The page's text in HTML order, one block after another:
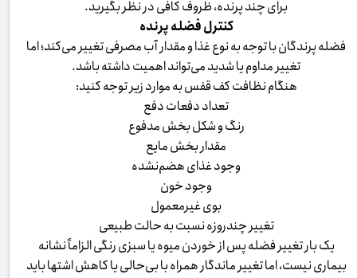
برای چند پرنده، ظروف کافی در نظر بگیرید.
کنترل فضله پرنده
فضله پرندگان با توجه به نوع غذا و مقدار آب مصرفی تغییر می‌کند؛ اما
تغییر مداوم یا شدید می‌تواند اهمیت داشته باشد.
هنگام نظافت کف قفس به موارد زیر توجه کنید:
تعداد دفعات دفع
رنگ و شکل بخش مدفوع
مقدار بخش مایع
وجود غذای هضم‌نشده
وجود خون
بوی غیرمعمول
تغییر چندروزه نسبت به حالت طبیعی
یک بار تغییر فضله پس از خوردن میوه یا سبزی رنگی الزاماً نشانه
بیماری نیست، اما تغییر ماندگار همراه با بی‌حالی یا کاهش اشتها باید